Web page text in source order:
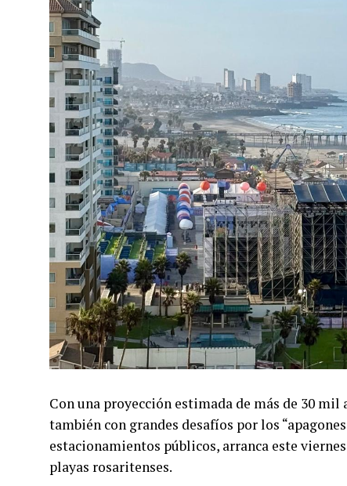
Con una proyección estimada de más de 30
también con grandes desafíos por los
estacionamientos públicos, arranca este
playas rosaritenses.